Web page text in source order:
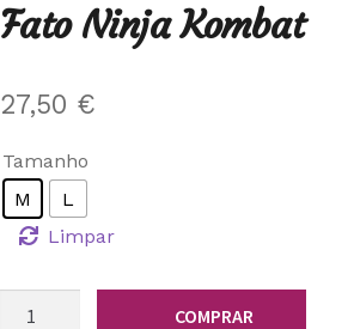
Fato Ninja Kombat
27,50 €
Tamanho
M
L
Limpar
COMPRAR